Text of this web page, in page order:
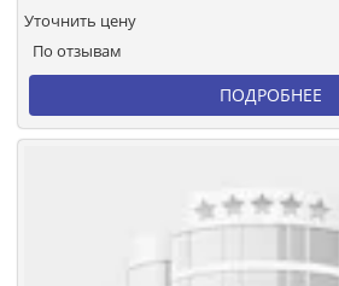
По отзывам
Уточнить цену
ПОДРОБНЕЕ